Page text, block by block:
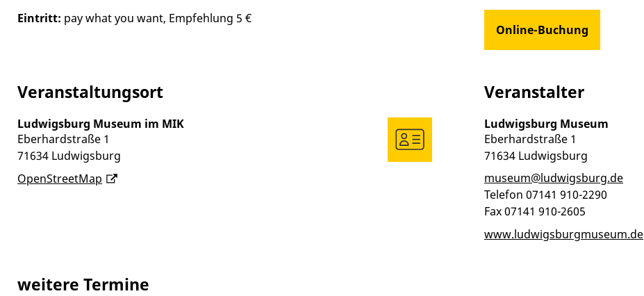
Eintritt: pay what you want, Empfehlung 5 €
Online-Buchung
Veranstaltungsort
Ludwigsburg Museum im MIK
Eberhardstraße 1
71634 Ludwigsburg
OpenStreetMap
Veranstalter
Ludwigsburg Museum
Eberhardstraße 1
71634 Ludwigsburg
museum@ludwigsburg.de
Telefon 07141 910-2290
Fax07141 910-2605
www.ludwigsburgmuseum.de
weitere Termine